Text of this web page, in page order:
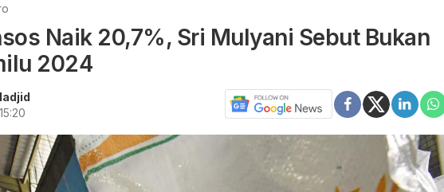
Naik 20,7%, Sri Mulyani Sebut Bukan
2024